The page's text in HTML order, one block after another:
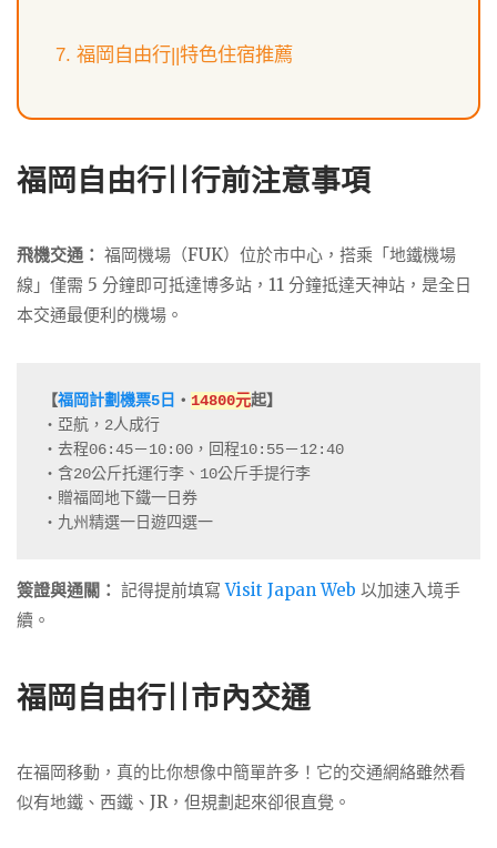
福岡自由行||特色住宿推薦
福岡自由行||行前注意事項
飛機交通： 福岡機場（FUK）位於市中心，搭乘「地鐵機場
線」僅需 5 分鐘即可抵達博多站，11 分鐘抵達天神站，是全日
本交通最便利的機場。
【福岡計劃機票5日 ・ 14800元起】
・亞航，2人成行
・去程06:45－10:00，回程10:55－12:40
・含20公斤托運行李、10公斤手提行李
・贈福岡地下鐵一日券
・九州精選一日遊四選一
簽證與通關： 記得提前填寫Visit Japan Web 以加速入境手
續。
福岡自由行|| 市內交通
在福岡移動，真的比你想像中簡單許多！它的交通網絡雖然看
似有地鐵、西鐵、JR，但規劃起來卻很直覺。